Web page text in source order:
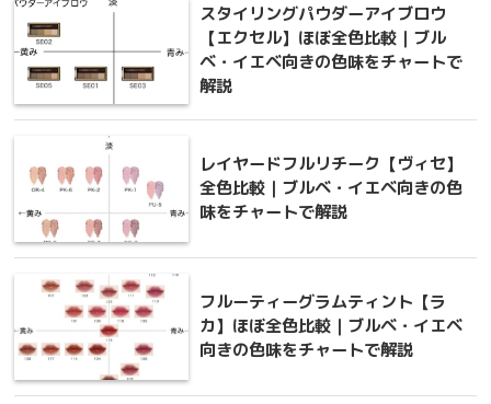
スタイリングパウダーアイブロウ
【エクセル】ほぼ全色比較｜ブル
ベ・イエベ向きの色味をチャートで
解説
レイヤードフルリチーク【ヴィセ】
全色比較｜ブルベ・イエベ向きの色
味をチャートで解説
フルーティーグラムティント【ラ
カ】ほぼ全色比較｜ブルベ・イエベ
向きの色味をチャートで解説